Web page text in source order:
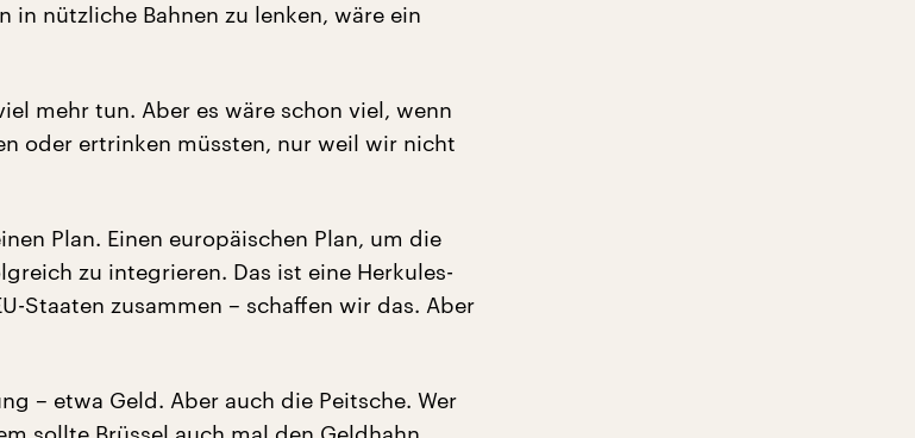
in nützliche Bahnen zu lenken, wäre ein
mehr tun. Aber es wäre schon viel, wenn
oder ertrinken müssten, nur weil wir nicht
Plan. Einen europäischen Plan, um die
zu integrieren. Das ist eine Herkules-
Staaten zusammen – schaffen wir das. Aber
– etwa Geld. Aber auch die Peitsche. Wer